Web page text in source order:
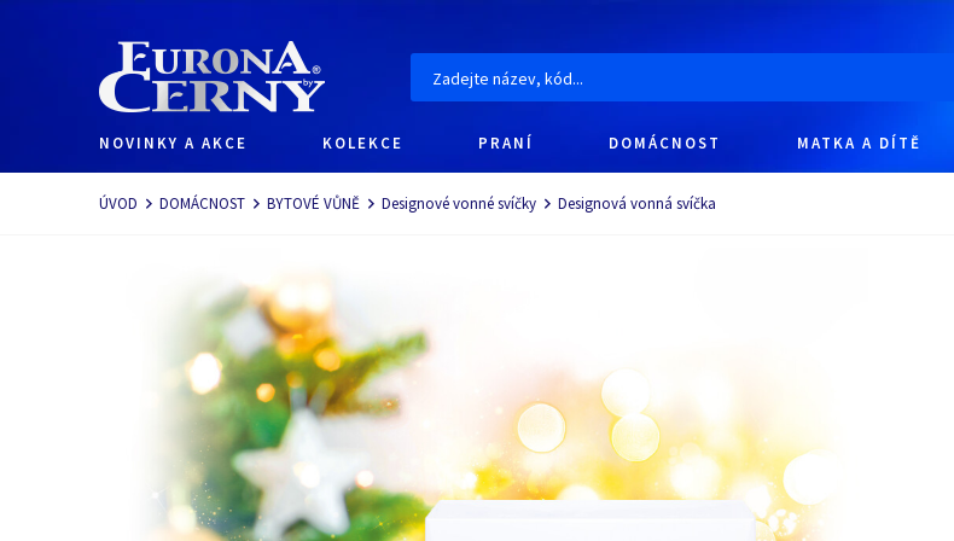
NOVINKY A AKCE KOLEKCE PRANÍ DOMÁCNOST MATKA A DÍTĚ
Navigace
ÚVOD DOMÁCNOST BYTOVÉ VŮNĚ Designové vonné svíčky Designová vonná svíčka